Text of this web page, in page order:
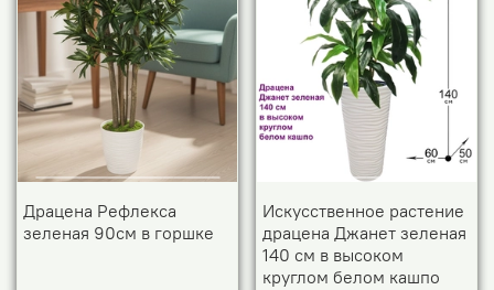
Драцена Рефлекса
зеленая 90см в горшке
Искусственное растение
драцена Джанет зеленая
140 см в высоком
круглом белом кашпо